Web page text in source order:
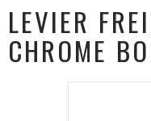
LEVIER
CHROME